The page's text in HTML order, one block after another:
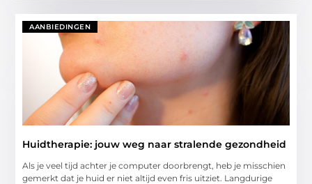
AANBIEDINGEN
Huidtherapie: jouw weg naar stralende gezondheid
Als je veel tijd achter je computer doorbrengt, heb je misschien
gemerkt dat je huid er niet altijd even fris uitziet. Langdurige